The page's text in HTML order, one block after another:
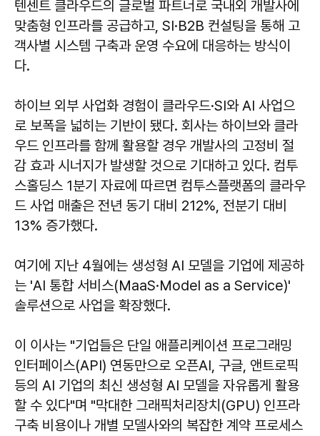
텐센트 클라우드의 글로벌 파트너로 국내외 개발사에
맞춤형 인프라를 공급하고, SI·B2B 컨설팅을 통해 고
객사별 시스템 구축과 운영 수요에 대응하는 방식이
다.
하이브 외부 사업화 경험이 클라우드·SI와 AI 사업으
로 보폭을 넓히는 기반이 됐다. 회사는 하이브와 클라
우드 인프라를 함께 활용할 경우 개발사의 고정비 절
감 효과 시너지가 발생할 것으로 기대하고 있다. 컴투
스홀딩스 1분기 자료에 따르면 컴투스플랫폼의 클라우
드 사업 매출은 전년 동기 대비 212%, 전분기 대비
13% 증가했다.
여기에 지난 4월에는 생성형 AI 모델을 기업에 제공하
는 'AI 통합 서비스(MaaS·Model as a Service)'
솔루션으로 사업을 확장했다.
이 이사는 "기업들은 단일 애플리케이션 프로그래밍
인터페이스(API) 연동만으로 오픈AI, 구글, 앤트로픽
등의 AI 기업의 최신 생성형 AI 모델을 자유롭게 활용
할 수 있다"며 "막대한 그래픽처리장치(GPU) 인프라
구축 비용이나 개별 모델사와의 복잡한 계약 프로세스